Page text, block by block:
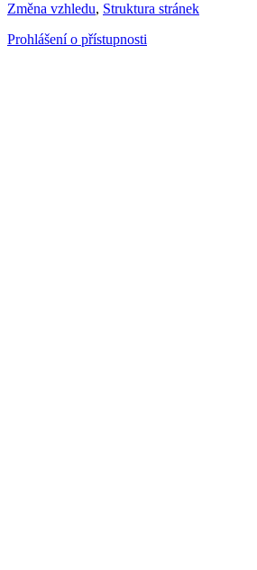
Změna vzhledu, Struktura stránek
Prohlášení o přístupnosti